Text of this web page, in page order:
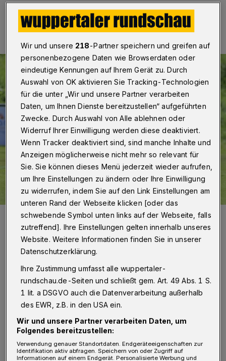
18.08.2024 , 08:30 Uhr 2 Minuten Lesezeit
Szene mit Niek Munsters.
Foto: Dirk Freund
N ach den Samstag-Partien des vierten
Spieltags ist der WSV ans Tabellenende
gerutscht. Sowohl das bisherige Schlusslicht
Wir und unsere 218-Partner speichern und greifen auf
personenbezogene Daten wie Browserdaten oder
eindeutige Kennungen auf Ihrem Gerät zu. Durch
Auswahl von OK aktivieren Sie Tracking-Technologien
für die unter „Wir und unsere Partner verarbeiten
Daten, um Ihnen Dienste bereitzustellen“ aufgeführten
Zwecke. Durch Auswahl von Alle ablehnen oder
Widerruf Ihrer Einwilligung werden diese deaktiviert.
Wenn Tracker deaktiviert sind, sind manche Inhalte und
Anzeigen möglicherweise nicht mehr so relevant für
Sie. Sie können dieses Menü jederzeit wieder aufrufen,
um Ihre Einstellungen zu ändern oder Ihre Einwilligung
zu widerrufen, indem Sie auf den Link Einstellungen am
unteren Rand der Webseite klicken [oder das
schwebende Symbol unten links auf der Webseite, falls
zutreffend]. Ihre Einstellungen gelten innerhalb unseres
Website. Weitere Informationen finden Sie in unserer
Datenschutzerklärung.
Ihre Zustimmung umfasst alle wuppertaler-
rundschau.de-Seiten und schließt gem. Art. 49 Abs. 1 S.
1 lit. a DSGVO auch die Datenverarbeitung außerhalb
des EWR, z.B. in den USA ein.
Wir und unsere Partner verarbeiten Daten, um
Folgendes bereitzustellen:
Verwendung genauer Standortdaten. Endgeräteeigenschaften zur
Identifikation aktiv abfragen. Speichern von oder Zugriff auf
Informationen auf einem Endgerät. Personalisierte Werbung und